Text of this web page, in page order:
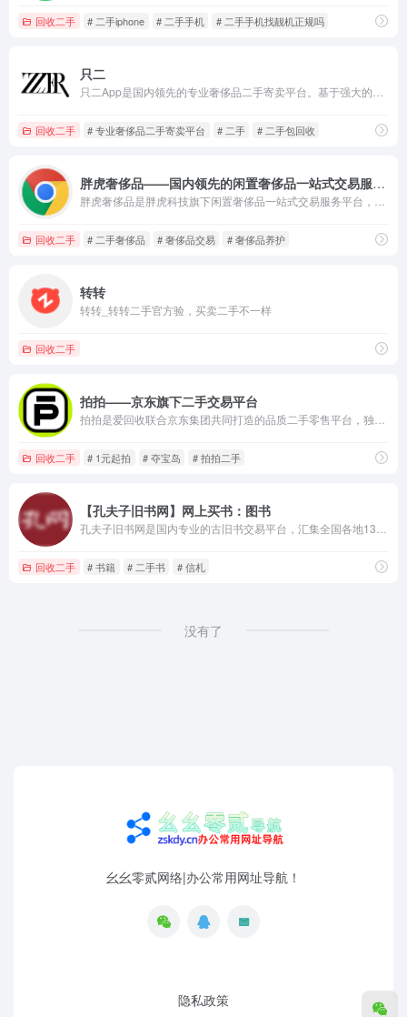
回收二手 # 二手iphone # 二手手机 # 二手手机找靓机正规吗
只二
回收二手 # 专业奢侈品二手寄卖平台 # 二手 # 二手包回收
胖虎奢侈品——国内领先的闲置奢侈品一站式交易服务平台
回收二手 # 二手奢侈品 # 奢侈品交易 # 奢侈品养护
转转
转转_转转二手官方验，买卖二手不一样
回收二手
拍拍——京东旗下二手交易平台
回收二手 # 1元起拍 # 夺宝岛 # 拍拍二手
【孔夫子旧书网】网上买书：图书
回收二手 # 书籍 # 二手书 # 信札
没有了
幺幺零贰网络|办公常用网址导航！
隐私政策